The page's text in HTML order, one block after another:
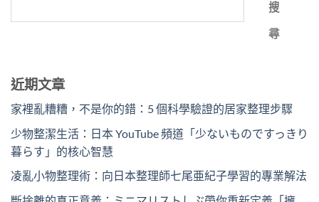
搜
尋
近期文章
家裡亂糟糟，不是你的錯：5 個科學驗證的居家整理步驟
少物整潔生活：日本 YouTube 頻道「少ないものですっきり
暮らす」的核心智慧
凌亂小物整理術：向日本整理師七尾亜紀子學習的專業解法